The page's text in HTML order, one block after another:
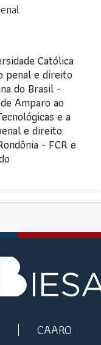
Católica
penal e direito
do Brasil -
Amparo ao
e a
e direito
- FCR e
CAARO